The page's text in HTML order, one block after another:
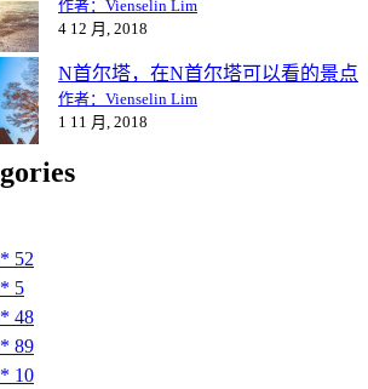
作者：Vienselin Lim
4 12 月, 2018
N首尔塔，在N首尔塔可以看的景点
作者：Vienselin Lim
1 11 月, 2018
52
5
48
89
10